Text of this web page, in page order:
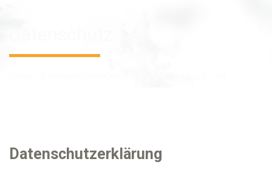
Datenschutzerklärung